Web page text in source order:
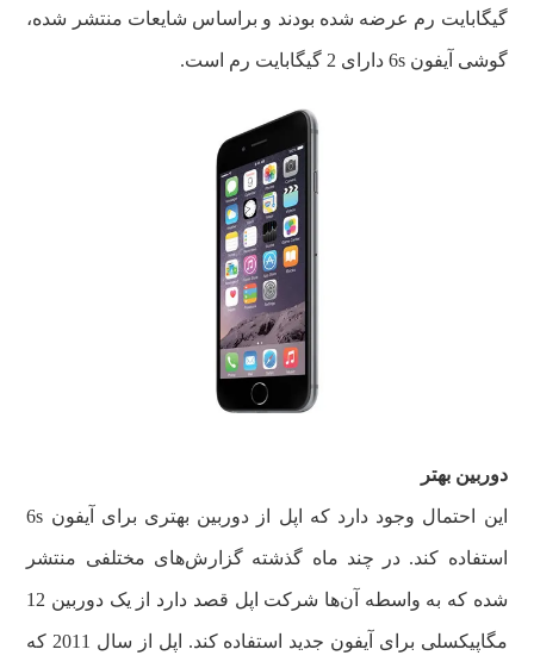
گیگابایت رم عرضه شده بودند و براساس شایعات منتشر شده،
گوشی آیفون 6s دارای 2 گیگابایت رم است.
دوربین بهتر
این احتمال وجود دارد که اپل از دوربین بهتری برای آیفون 6s
استفاده کند. در چند ماه گذشته گزارش‌های مختلفی منتشر
شده که به واسطه آن‌ها شرکت اپل قصد دارد از یک دوربین 12
مگاپیکسلی برای آیفون جدید استفاده کند. اپل از سال 2011 که